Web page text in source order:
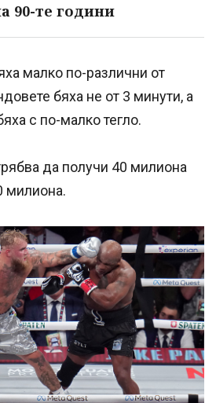
90-те години
малко по-различни от
бяха не от 3 минути, а
с по-малко тегло.
да получи 40 милиона
милиона.